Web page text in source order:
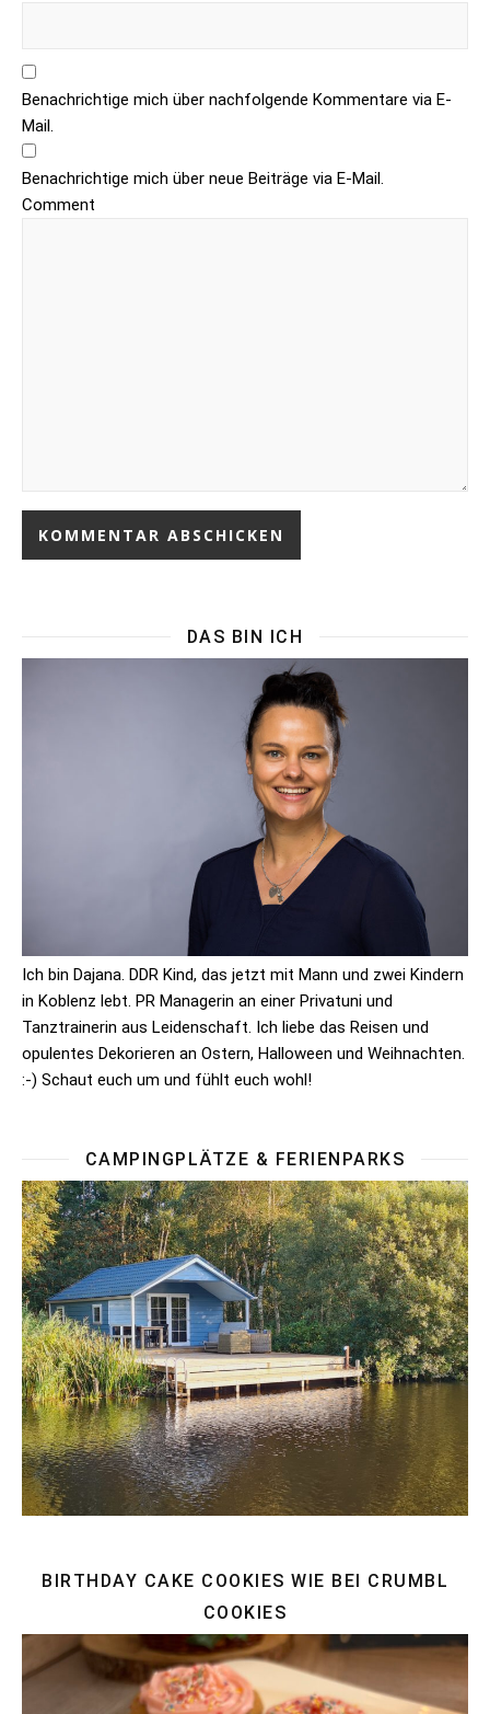
Benachrichtige mich über nachfolgende Kommentare via E-
Mail.
Benachrichtige mich über neue Beiträge via E-Mail.
Comment
DAS BIN ICH
Ich bin Dajana. DDR Kind, das jetzt mit Mann und zwei Kindern
in Koblenz lebt. PR Managerin an einer Privatuni und
Tanztrainerin aus Leidenschaft. Ich liebe das Reisen und
opulentes Dekorieren an Ostern, Halloween und Weihnachten.
:-) Schaut euch um und fühlt euch wohl!
CAMPINGPLÄTZE & FERIENPARKS
BIRTHDAY CAKE COOKIES WIE BEI CRUMBL
COOKIES